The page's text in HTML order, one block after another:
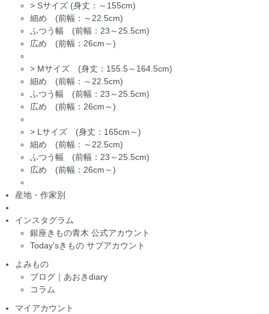
> Sサイズ (身丈：～155cm)
細め (前幅：～22.5cm)
ふつう幅 (前幅：23～25.5cm)
広め (前幅：26cm～)
> Mサイズ (身丈：155.5～164.5cm)
細め (前幅：～22.5cm)
ふつう幅 (前幅：23～25.5cm)
広め (前幅：26cm～)
> Lサイズ (身丈：165cm～)
細め (前幅：～22.5cm)
ふつう幅 (前幅：23～25.5cm)
広め (前幅：26cm～)
産地・作家別
インスタグラム
銀座きもの青木 公式アカウント
Today'sきもの サブアカウント
よみもの
ブログ｜あおきdiary
コラム
マイアカウント